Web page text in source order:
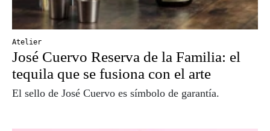
Atelier
José Cuervo Reserva de la Familia: el
tequila que se fusiona con el arte
El sello de José Cuervo es símbolo de garantía.